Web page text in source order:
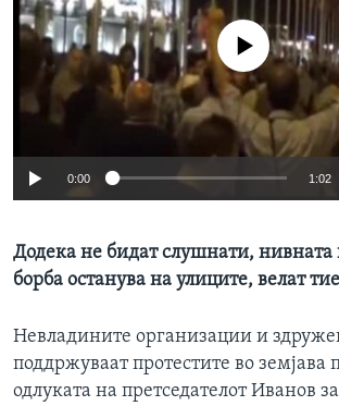
ИНТЕРВЈУА
Јазици No media source currently
0:00 1:02
Додека не бидат слушнати, нивната
борба останува на улиците, велат тие
Невладините организации и
поддржуваат протестите во земјава
одлуката на претседателот Иванов